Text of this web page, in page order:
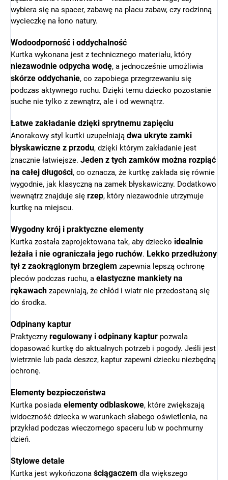
wybiera się na spacer, zabawę na placu zabaw, czy rodzinną
wycieczkę na łono natury.
Wodoodporność i oddychalność
Kurtka wykonana jest z technicznego materiału, który
niezawodnie odpycha wodę, a jednocześnie umożliwia
skórze oddychanie, co zapobiega przegrzewaniu się
podczas aktywnego ruchu. Dzięki temu dziecko pozostanie
suche nie tylko z zewnątrz, ale i od wewnątrz.
Łatwe zakładanie dzięki sprytnemu zapięciu
Anorakowy styl kurtki uzupełniają dwa ukryte zamki
błyskawiczne z przodu, dzięki którym zakładanie jest
znacznie łatwiejsze. Jeden z tych zamków można rozpiąć
na całej długości, co oznacza, że kurtkę zakłada się równie
wygodnie, jak klasyczną na zamek błyskawiczny. Dodatkowo
wewnątrz znajduje się rzep, który niezawodnie utrzymuje
kurtkę na miejscu.
Wygodny krój i praktyczne elementy
Kurtka została zaprojektowana tak, aby dziecko idealnie
leżała i nie ograniczała jego ruchów. Lekko przedłużony
tył z zaokrąglonym brzegiem zapewnia lepszą ochronę
pleców podczas ruchu, a elastyczne mankiety na
rękawach zapewniają, że chłód i wiatr nie przedostaną się
do środka.
Odpinany kaptur
Praktyczny regulowany i odpinany kaptur pozwala
dopasować kurtkę do aktualnych potrzeb i pogody. Jeśli jest
wietrznie lub pada deszcz, kaptur zapewni dziecku niezbędną
ochronę.
Elementy bezpieczeństwa
Kurtka posiada elementy odblaskowe, które zwiększają
widoczność dziecka w warunkach słabego oświetlenia, na
przykład podczas wieczornego spaceru lub w pochmurny
dzień.
Stylowe detale
Kurtka jest wykończona ściągaczem dla większego